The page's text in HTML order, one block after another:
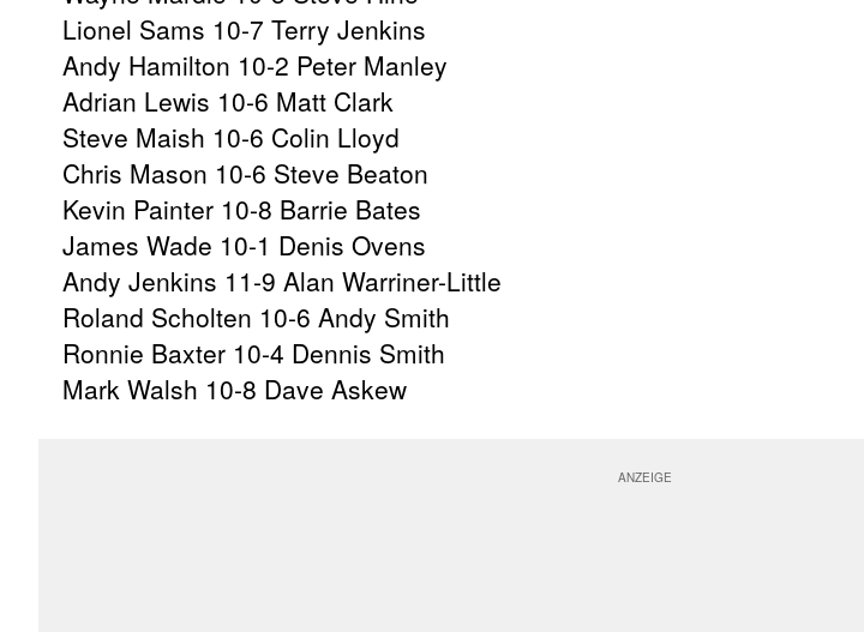
Lionel Sams 10-7 Terry Jenkins
Andy Hamilton 10-2 Peter Manley
Adrian Lewis 10-6 Matt Clark
Steve Maish 10-6 Colin Lloyd
Chris Mason 10-6 Steve Beaton
Kevin Painter 10-8 Barrie Bates
James Wade 10-1 Denis Ovens
Andy Jenkins 11-9 Alan Warriner-Little
Roland Scholten 10-6 Andy Smith
Ronnie Baxter 10-4 Dennis Smith
Mark Walsh 10-8 Dave Askew